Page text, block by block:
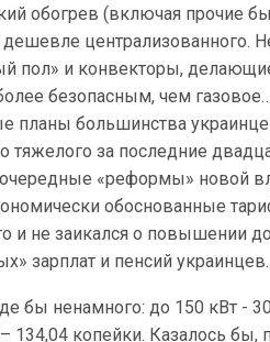
обогрев (включая прочие
централизованного.
пол» и конвекторы,
безопасным, чем газовое…
планы большинства
тяжелого за последние
«реформы» новой
обоснованные
и не заикался о повышении
зарплат и пенсий украинцев.
бы ненамного: до 150 кВт -
134,04 копейки. Казалось бы,